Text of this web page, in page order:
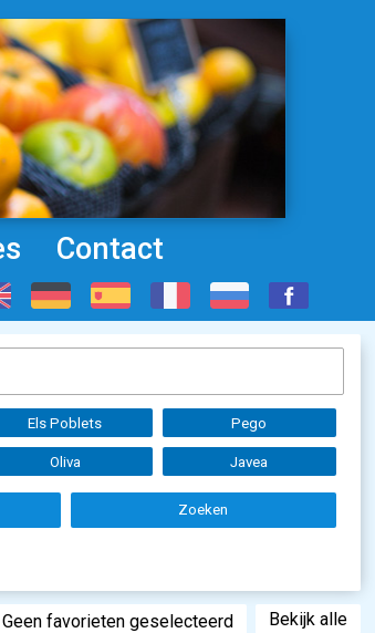
Contact
Els Poblets Pego
Oliva Javea
Zoeken
Bekijk alle
Geen favorieten geselecteerd